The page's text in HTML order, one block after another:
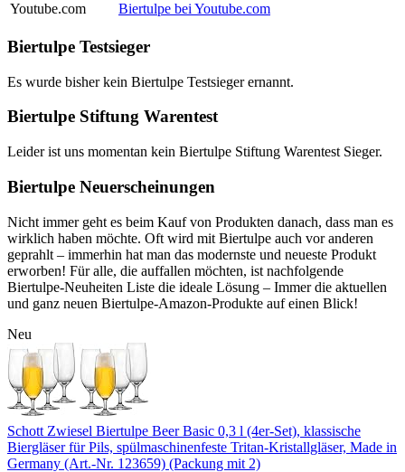
Youtube.com
Biertulpe bei Youtube.com
Biertulpe Testsieger
Es wurde bisher kein Biertulpe Testsieger ernannt.
Biertulpe Stiftung Warentest
Leider ist uns momentan kein Biertulpe Stiftung Warentest Sieger.
Biertulpe Neuerscheinungen
Nicht immer geht es beim Kauf von Produkten danach, dass man es
wirklich haben möchte. Oft wird mit Biertulpe auch vor anderen
geprahlt – immerhin hat man das modernste und neueste Produkt
erworben! Für alle, die auffallen möchten, ist nachfolgende
Biertulpe-Neuheiten Liste die ideale Lösung – Immer die aktuellen
und ganz neuen Biertulpe-Amazon-Produkte auf einen Blick!
Neu
Schott Zwiesel Biertulpe Beer Basic 0,3 l (4er-Set), klassische
Biergläser für Pils, spülmaschinenfeste Tritan-Kristallgläser, Made in
Germany (Art.-Nr. 123659) (Packung mit 2)